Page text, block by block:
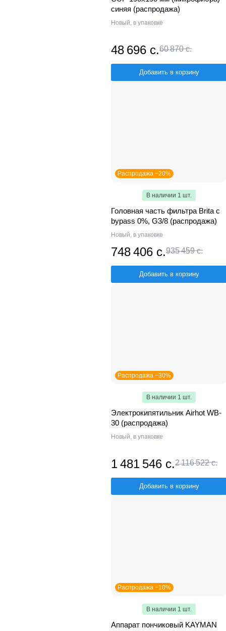
синяя (распродажа)
Новый, в упаковке
48 696 с.60 870 с.
Добавить в корзину
Распродажа −20%
В наличии 1 шт.
Головная часть фильтра Brita с
bypass 0%, G3/8 (распродажа)
Новый, в упаковке
748 406 с.935 459 с.
Добавить в корзину
Распродажа −30%
В наличии 1 шт.
Электрокипятильник Airhot WB-
30 (распродажа)
Новый, в упаковке
1 481 546 с.2 116 522 с.
Добавить в корзину
Распродажа −10%
В наличии 1 шт.
Аппарат пончиковый KAYMAN